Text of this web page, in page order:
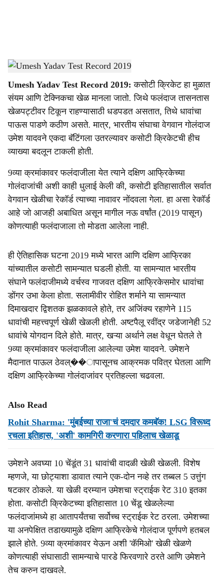
a
r
e
Umesh Yadav -DainikGomantak
Umesh Yadav Test Record 2019: कसोटी क्रिकेट हा मुळात
संयम आणि टेक्निकचा खेळ मानला जातो. जिथे फलंदाज तासनतास
खेळपट्टीवर टिकून राहण्यासाठी धडपडत असतात, तिथे धावांचा
पाऊस पाडणे कठीण असते. मात्र, भारतीय संघाचा वेगवान गोलंदाज
उमेश यादवने एकदा बॅटिंगला उतरल्यावर कसोटी क्रिकेटची हीच
व्याख्या बदलून टाकली होती.
9व्या क्रमांकावर फलंदाजीला येत त्याने दक्षिण आफ्रिकेच्या
गोलंदाजांची अशी काही धुलाई केली की, कसोटी इतिहासातील सर्वात
वेगवान खेळीचा रेकॉर्ड त्याच्या नावावर नोंदवला गेला. हा असा रेकॉर्ड
आहे जो आजही अबाधित असून मागील नऊ वर्षांत (2019 पासून)
कोणत्याही फलंदाजाला तो मोडता आलेला नाही.
ही ऐतिहासिक घटना 2019 मध्ये भारत आणि दक्षिण आफ्रिका
यांच्यातील कसोटी सामन्यात घडली होती. या सामन्यात भारतीय
संघाने फलंदाजीमध्ये वर्चस्व गाजवत दक्षिण आफ्रिकेसमोर धावांचा
डोंगर उभा केला होता. सलामीवीर रोहित शर्माने या सामन्यात
दिमाखदार द्विशतक झळकावले होते, तर अजिंक्य रहाणेने 115
धावांची महत्त्वपूर्ण खेळी खेळली होती. अष्टपैलू रवींद्र जडेजानेही 52
धावांचे योगदान दिले होते. मात्र, खऱ्या अर्थाने लक्ष वेधून घेतले ते
9व्या क्रमांकावर फलंदाजीला आलेल्या उमेश यादवने. उमेशने
मैदानात पाऊल ठेवल्��ापासूनच आक्रमक पवित्र घेतला आणि
दक्षिण आफ्रिकेच्या गोलंदाजांवर प्रतिहल्ला चढवला.
Also Read
Rohit Sharma: 'मुंबईच्या राजा'चं दमदार कमबॅक! LSG विरूध्द
रचला इतिहास, 'अशी' कामगिरी करणारा पहिलाच खेळाडू
उमेशने अवघ्या 10 चेंडूंत 31 धावांची वादळी खेळी खेळली. विशेष
म्हणजे, या छोट्याशा डावात त्याने एक-दोन नव्हे तर तब्बल 5 उत्तुंग
षटकार ठोकले. या खेळी दरम्यान उमेशचा स्ट्राईक रेट 310 इतका
होता. कसोटी क्रिकेटच्या इतिहासात 10 चेंडू खेळलेल्या
फलंदाजांमध्ये हा आतापर्यंतचा सर्वोच्च स्ट्राईक रेट ठरला. उमेशच्या
या अनपेक्षित तडाख्यामुळे दक्षिण आफ्रिकेचे गोलंदाज पूर्णपणे हतबल
झाले होते. 9व्या क्रमांकावर येऊन अशी 'कॅमिओ' खेळी खेळणे
कोणत्याही संघासाठी सामन्याचे पारडे फिरवणारे ठरते आणि उमेशने
तेच करुन दाखवले.